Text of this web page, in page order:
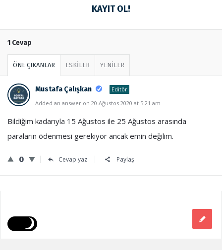
KAYIT OL!
1 Cevap
ÖNE ÇIKANLAR ESKİLER YENİLER
Mustafa Çalışkan
Editör
Added an answer on 20 Ağustos 2020 at 5:21 am
Bildiğim kadarıyla 15 Ağustos ile 25 Ağustos arasında
paraların ödenmesi gerekiyor ancak emin değilim.
0 Cevap yaz Paylaş